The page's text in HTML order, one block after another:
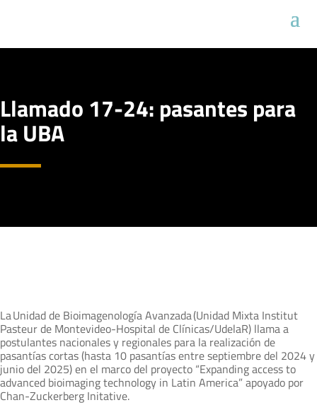
Llamado 17-24: pasantes para
la UBA
La Unidad de Bioimagenología Avanzada (Unidad Mixta Institut
Pasteur de Montevideo-Hospital de Clínicas/UdelaR) llama a
postulantes nacionales y regionales para la realización de
pasantías cortas (hasta 10 pasantías entre septiembre del 2024 y
junio del 2025) en el marco del proyecto “Expanding access to
advanced bioimaging technology in Latin America” apoyado por
Chan-Zuckerberg Initative.